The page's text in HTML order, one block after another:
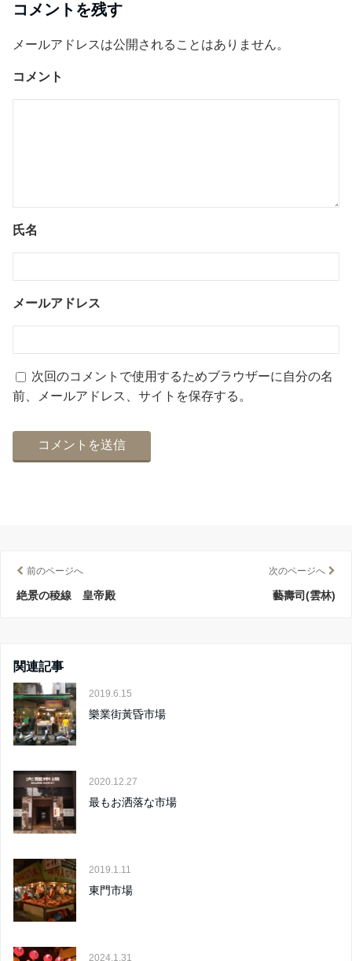
コメントを残す
メールアドレスは公開されることはありません。
コメント
氏名
メールアドレス
次回のコメントで使用するためブラウザーに自分の名
前、メールアドレス、サイトを保存する。
前のページへ
絶景の稜線 皇帝殿
次のページへ
藝壽司(雲林)
関連記事
2019.6.15
樂業街黃昏市場
2020.12.27
最もお洒落な市場
2019.1.11
東門市場
2024.1.31